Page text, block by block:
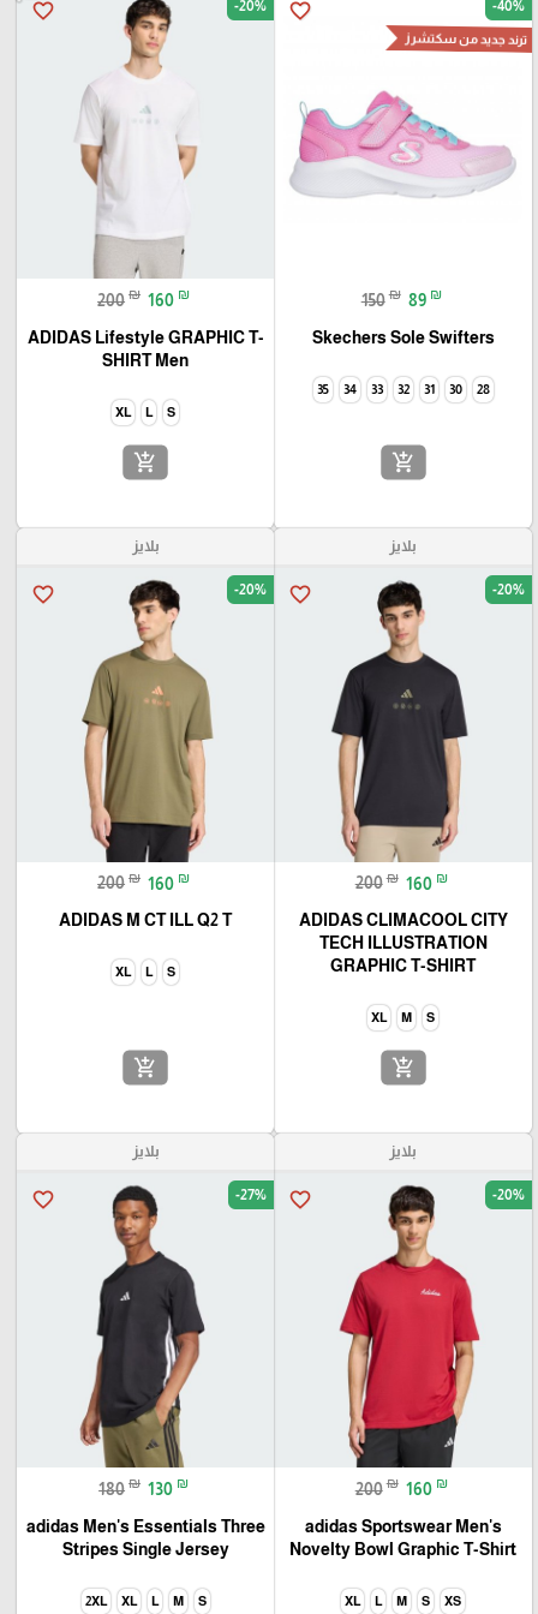
favorite_border -40%
ترند جديد من سكتشرز
150 ₪ 89 ₪
Skechers Sole Swifters
28
30
31
32
33
34
35
add_shopping_cart
favorite_border -20%
200 ₪ 160 ₪
ADIDAS Lifestyle GRAPHIC T-
SHIRT Men
S
L
XL
add_shopping_cart
بلايز
favorite_border -20%
200 ₪ 160 ₪
ADIDAS CLIMACOOL CITY
TECH ILLUSTRATION
GRAPHIC T-SHIRT
S
M
XL
add_shopping_cart
بلايز
favorite_border -20%
200 ₪ 160 ₪
ADIDAS M CT ILL Q2 T
S
L
XL
add_shopping_cart
بلايز
favorite_border -20%
200 ₪ 160 ₪
adidas Sportswear Men's
Novelty Bowl Graphic T-Shirt
XS
S
M
L
XL
بلايز
favorite_border -27%
180 ₪ 130 ₪
adidas Men's Essentials Three
Stripes Single Jersey
S
M
L
XL
2XL